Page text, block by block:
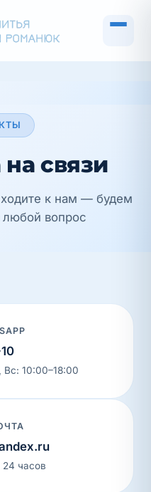
связи
к нам — будем
любой вопрос
10:00–18:00
24 часов